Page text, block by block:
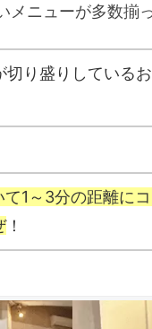
メニューが多数揃
り盛りしている
て1～3分の距離に
！